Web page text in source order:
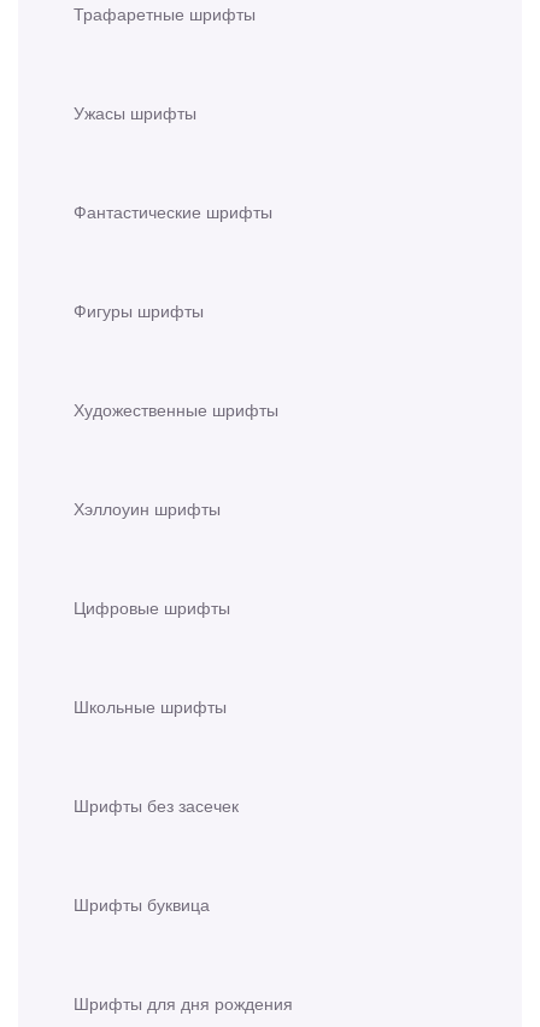
Трафаретные шрифты
Ужасы шрифты
Фантастические шрифты
Фигуры шрифты
Художественные шрифты
Хэллоуин шрифты
Цифровые шрифты
Школьные шрифты
Шрифты без засечек
Шрифты буквица
Шрифты для дня рождения